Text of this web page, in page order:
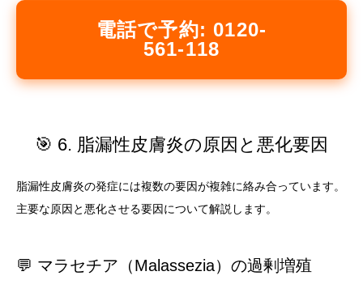
電話で予約: 0120-
561-118
🎯 6. 脂漏性皮膚炎の原因と悪化要因
脂漏性皮膚炎の発症には複数の要因が複雑に絡み合っています。
主要な原因と悪化させる要因について解説します。
💬 マラセチア（Malassezia）の過剰増殖